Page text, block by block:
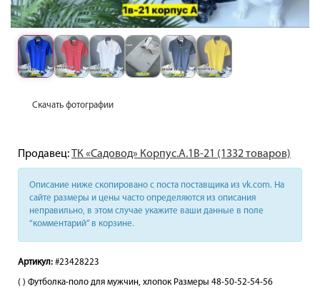
Скачать фотографии
Продавец:ТК «Садовод» Корпус.А.1В-21 (1332 товаров)
Описание ниже скопировано с поста поставщика из vk.com. На
сайте размеры и цены часто определяются из описания
неправильно, в этом случае укажите ваши данные в поле
“комментарий” в корзине.
Артикул: #23428223
( ) Футболка-поло для мужчин, хлопок Размеры 48-50-52-54-56